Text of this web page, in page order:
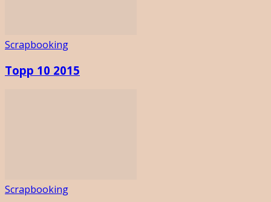
Scrapbooking
Topp 10 2015
Scrapbooking